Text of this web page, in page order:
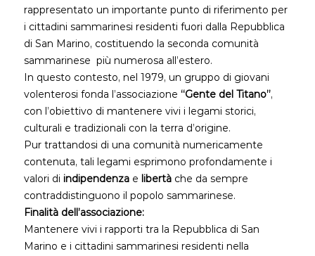
rappresentato un importante punto di riferimento per
i cittadini sammarinesi residenti fuori dalla Repubblica
di San Marino, costituendo la seconda comunità
sammarinese più numerosa all’estero.
In questo contesto, nel 1979, un gruppo di giovani
volenterosi fonda l’associazione “Gente del Titano”,
con l’obiettivo di mantenere vivi i legami storici,
culturali e tradizionali con la terra d’origine.
Pur trattandosi di una comunità numericamente
contenuta, tali legami esprimono profondamente i
valori di indipendenza e libertà che da sempre
contraddistinguono il popolo sammarinese.
Finalità dell’associazione:
Mantenere vivi i rapporti tra la Repubblica di San
Marino e i cittadini sammarinesi residenti nella